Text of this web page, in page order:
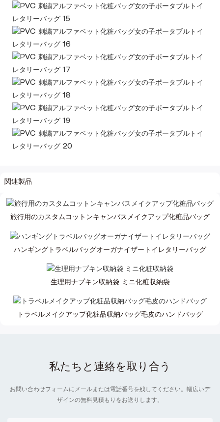
関連製品
旅行用のカスタムコットンキャンバスメイクアップ化粧品バッグ
ハンギングトラベルバッグオーガナイザートイレタリーバッグ
生理用ナプキン収納袋 ミニ化粧収納袋
トラベルメイクアップ化粧品収納バッグ毛皮のハンドバッグ
私たちと連絡を取り合う
お問い合わせフォームにメールまたは電話番号を残してください。幅広いデ
ザインの無料見積もりをお送りします。